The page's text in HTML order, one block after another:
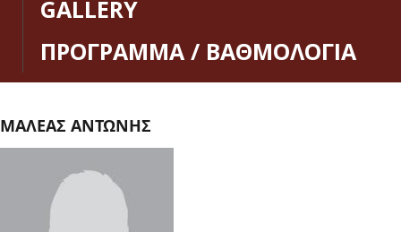
GALLERY
ΠΡΟΓΡΑΜΜΑ / ΒΑΘΜΟΛΟΓΙΑ
ΜΑΛΕΑΣ ΑΝΤΩΝΗΣ